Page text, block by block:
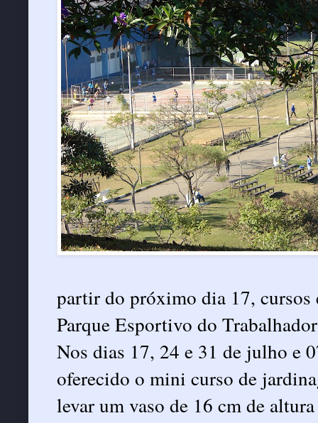
partir do próximo dia 17,
Parque Esportivo do
Nos dias 17, 24 e 31 de julho e
oferecido o mini curso de
levar um vaso de 16 cm de